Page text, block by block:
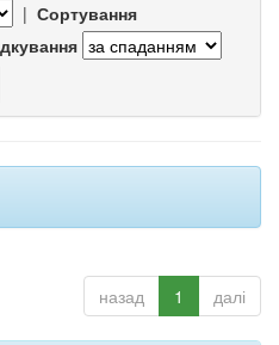
| Сортування
назад 1 далі